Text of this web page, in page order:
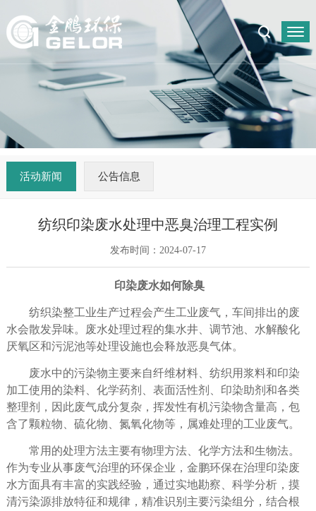
活动新闻 公告信息
纺织印染废水处理中恶臭治理工程实例
发布时间：2024-07-17
印染废水如何除臭
纺织染整工业生产过程会产生工业废气，车间排出的废
水会散发异味。废水处理过程的集水井、调节池、水解酸化
厌氧区和污泥池等处理设施也会释放恶臭气体。
废水中的污染物主要来自纤维材料、纺织用浆料和印染
加工使用的染料、化学药剂、表面活性剂、印染助剂和各类
整理剂，因此废气成分复杂，挥发性有机污染物含量高，包
含了颗粒物、硫化物、氮氧化物等，属难处理的工业废气。
常用的处理方法主要有物理方法、化学方法和生物法。
作为专业从事废气治理的环保企业，金鹏环保在治理印染废
水方面具有丰富的实践经验，通过实地勘察、科学分析，摸
清污染源排放特征和规律，精准识别主要污染组分，结合根